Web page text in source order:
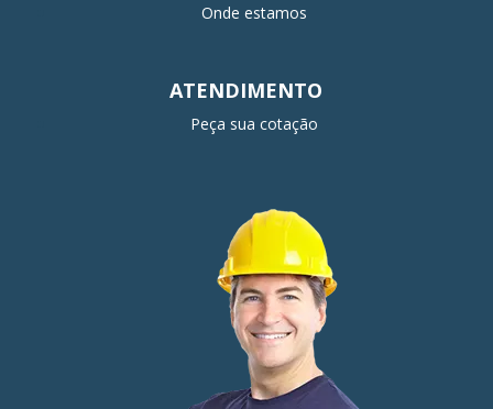
Onde estamos
ATENDIMENTO
Peça sua cotação